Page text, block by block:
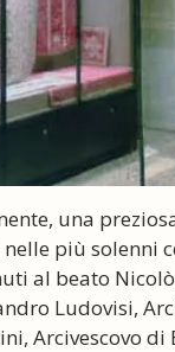
una
nelle più
al beato
Ludovisi,
Arcivescovo